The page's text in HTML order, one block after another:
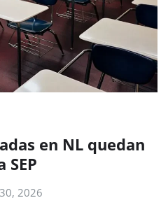
en NL quedan
2026